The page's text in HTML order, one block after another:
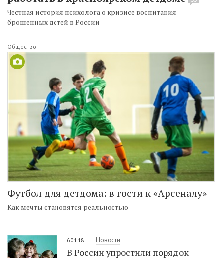
Честная история психолога о кризисе воспитания
брошенных детей в России
Общество
Футбол для детдома: в гости к «Арсеналу»
Как мечты становятся реальностью
6.01.18 Новости
В России упростили порядок